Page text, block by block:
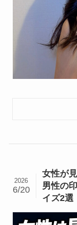
女性が
男性の
イズ2選
2026
6/20